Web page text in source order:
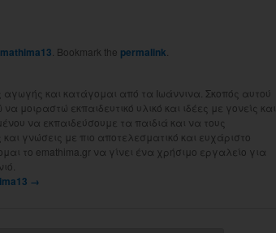
. Bookmark the permalink
αγωγής και κατάγομαι από τα Ιωάννινα. Σκοπός αυτού
μοιραστώ εκπαιδευτικό υλικό και ιδέες με γονείς και
να εκπαιδεύσουμε τα παιδιά και να τους
γνώσεις με πιο αποτελεσματικό και ευχάριστο
το emathima.gr να γίνει ένα χρήσιμο εργαλείο για
→